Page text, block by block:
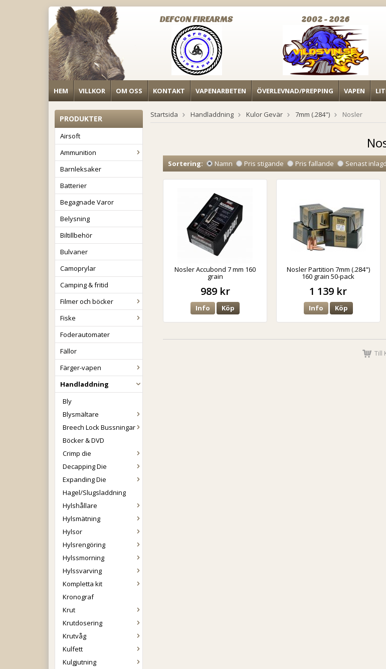
DEFCON FIREARMS 2002 - 2026
HEM VILLKOR OM OSS KONTAKT VAPENARBETEN ÖVERLEVNAD/PREPPING VAPEN
PRODUKTER
Airsoft
Ammunition
Barnleksaker
Batterier
Begagnade Varor
Belysning
Biltillbehör
Bulvaner
Camoprylar
Camping & fritid
Filmer och böcker
Fiske
Foderautomater
Fällor
Färger-vapen
Handladdning
Bly
Blysmältare
Breech Lock Bussningar
Böcker & DVD
Crimp die
Decapping Die
Expanding Die
Hagel/Slugsladdning
Hylshållare
Hylsmätning
Hylsor
Hylsrengöring
Hylssmorning
Hylssvarving
Kompletta kit
Kronograf
Krut
Krutdosering
Krutvåg
Kulfett
Kulgjutning
Startsida Handladdning Kulor Gevär 7mm (.284") Nosler
Sortering: Namn Pris stigande Pris fallande Senast inlagd
Nosler Accubond 7 mm 160
grain
989 kr
Info Köp
Nosler Partition 7mm (.284")
160 grain 50-pack
1 139 kr
Info Köp
Till